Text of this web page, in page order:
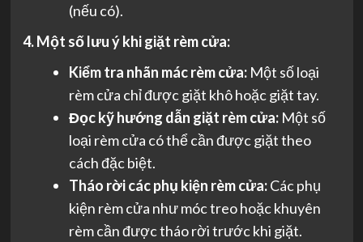
(nếu có).
4. Một số lưu ý khi giặt rèm cửa:
Kiểm tra nhãn mác rèm cửa:Một số loại
rèm cửa chỉ được giặt khô hoặc giặt tay.
Đọc kỹ hướng dẫn giặt rèm cửa:Một số
loại rèm cửa có thể cần được giặt theo
cách đặc biệt.
Tháo rời các phụ kiện rèm cửa:Các phụ
kiện rèm cửa như móc treo hoặc khuyên
rèm cần được tháo rời trước khi giặt.